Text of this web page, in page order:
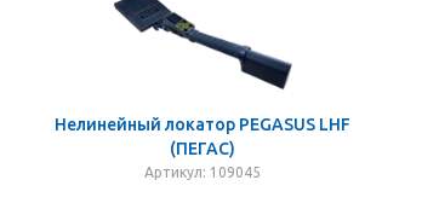
Нелинейный локатор PEGASUS LHF
(ПЕГАС)
Артикул: 109045